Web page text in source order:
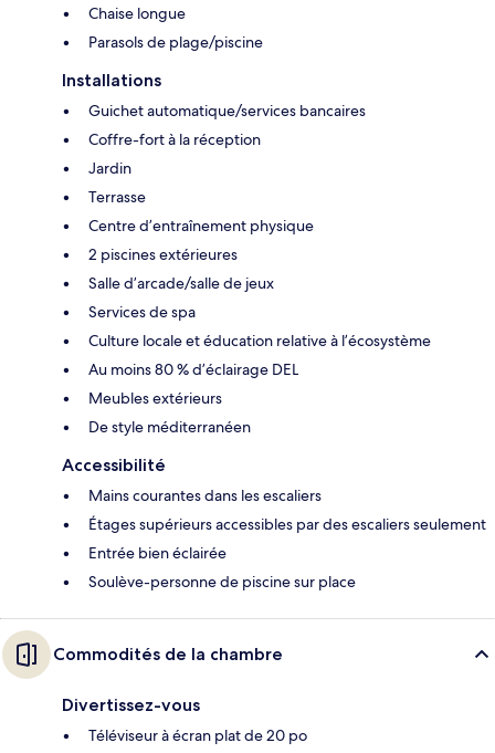
Chaise longue
Parasols de plage/piscine
Installations
Guichet automatique/services bancaires
Coffre-fort à la réception
Jardin
Terrasse
Centre d’entraînement physique
2 piscines extérieures
Salle d’arcade/salle de jeux
Services de spa
Culture locale et éducation relative à l’écosystème
Au moins 80 % d’éclairage DEL
Meubles extérieurs
De style méditerranéen
Accessibilité
Mains courantes dans les escaliers
Étages supérieurs accessibles par des escaliers seulement
Entrée bien éclairée
Soulève-personne de piscine sur place
Commodités de la chambre
Divertissez-vous
Téléviseur à écran plat de 20 po